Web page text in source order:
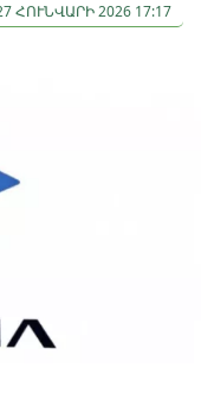
ՀՈՒՆՎԱՐԻ 2026 17:17